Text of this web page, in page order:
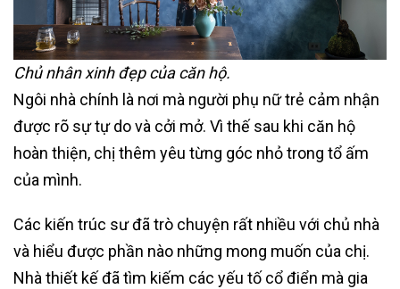
Chủ nhân xinh đẹp của căn hộ.
Ngôi nhà chính là nơi mà người phụ nữ trẻ cảm nhận
được rõ sự tự do và cởi mở. Vì thế sau khi căn hộ
hoàn thiện, chị thêm yêu từng góc nhỏ trong tổ ấm
của mình.
Các kiến trúc sư đã trò chuyện rất nhiều với chủ nhà
và hiểu được phần nào những mong muốn của chị.
Nhà thiết kế đã tìm kiếm các yếu tố cổ điển mà gia